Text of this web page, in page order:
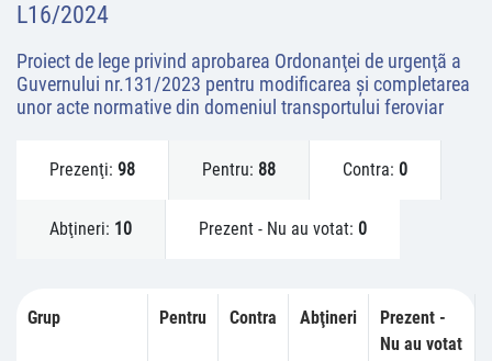
L16/2024
Proiect de lege privind aprobarea Ordonanţei de urgenţã a
Guvernului nr.131/2023 pentru modificarea şi completarea
unor acte normative din domeniul transportului feroviar
Prezenţi: 98 Pentru: 88 Contra: 0
Abţineri: 10 Prezent - Nu au votat: 0
Grup Pentru Contra Abţineri
Prezent -
Nu au votat